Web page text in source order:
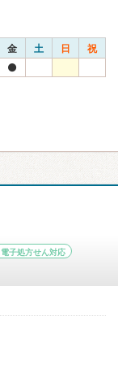
金 土 日 祝
電子処方せん対応